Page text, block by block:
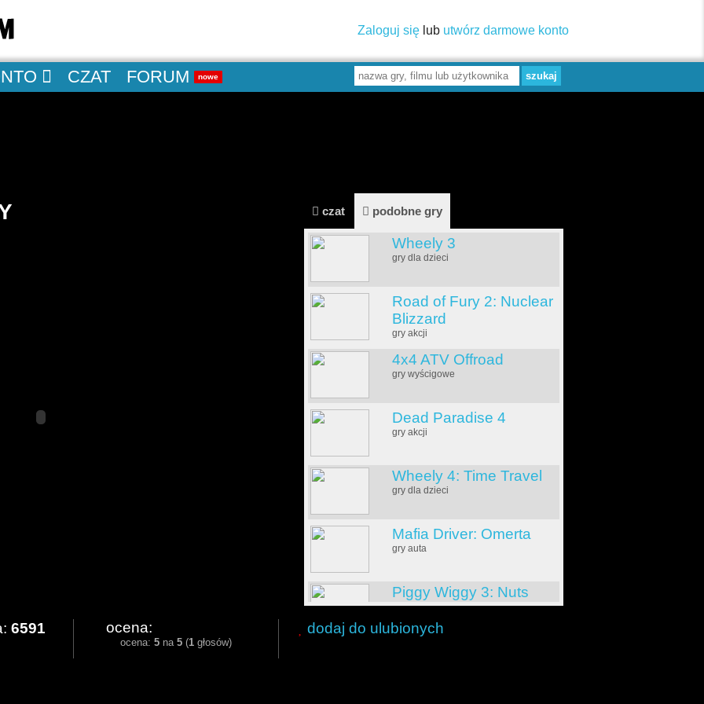
Zaloguj się lub utwórz darmowe konto
CZAT FORUM nowe
czat podobne gry
Wheely 3
gry dla dzieci
Road of Fury 2: Nuclear
Blizzard
gry akcji
4x4 ATV Offroad
gry wyścigowe
Dead Paradise 4
gry akcji
Wheely 4: Time Travel
gry dla dzieci
Mafia Driver: Omerta
gry auta
Piggy Wiggy 3: Nuts
gry logiczne
6591 ocena:
ocena: 5 na 5 (1 głosów)
dodaj do ulubionych